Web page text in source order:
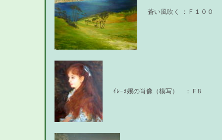
蒼い風吹く ：Ｆ１００
ｲﾚｰﾇ嬢の肖像（模写） ：Ｆ8